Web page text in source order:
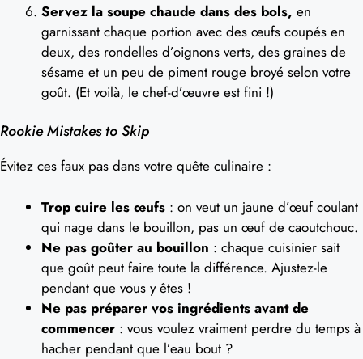
Servez la soupe chaude dans des bols, en
garnissant chaque portion avec des œufs coupés en
deux, des rondelles d’oignons verts, des graines de
sésame et un peu de piment rouge broyé selon votre
goût. (Et voilà, le chef-d’œuvre est fini !)
Rookie Mistakes to Skip
Évitez ces faux pas dans votre quête culinaire :
Trop cuire les œufs : on veut un jaune d’œuf coulant
qui nage dans le bouillon, pas un œuf de caoutchouc.
Ne pas goûter au bouillon : chaque cuisinier sait
que goût peut faire toute la différence. Ajustez-le
pendant que vous y êtes !
Ne pas préparer vos ingrédients avant de
commencer : vous voulez vraiment perdre du temps à
hacher pendant que l’eau bout ?